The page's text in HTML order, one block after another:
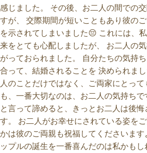
感じました。 その後、お二人の間での
すが、 交際期間が短いこともあり彼の
を示されてしまいました😔 これには、
来をとても心配しましたが、 お二人の
がっておられました。 自分たちの気持
合って、結婚されることを 決められま
人のことだけではなく、ご両家にとっ
も、一番大切なのは、お二人の気持ち
と言って諦めると、きっとお二人は後悔
す。 お二人がお幸せにされている姿を
かは彼のご両親も祝福してくださいま
ップルの誕生を一番喜んだのは私かも